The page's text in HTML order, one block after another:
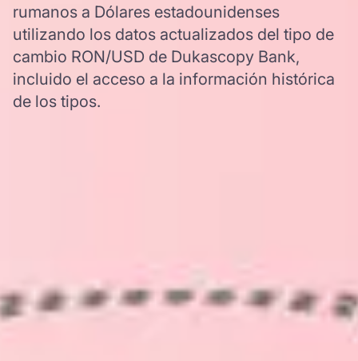
rumanos a Dólares estadounidenses
utilizando los datos actualizados del tipo de
cambio RON/USD de Dukascopy Bank,
incluido el acceso a la información histórica
de los tipos.